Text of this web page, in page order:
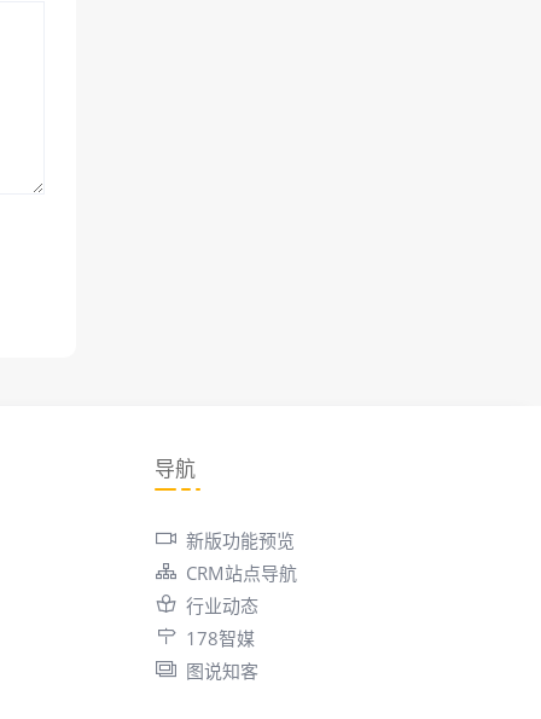
导航
新版功能预览
CRM站点导航
行业动态
178智媒
图说知客